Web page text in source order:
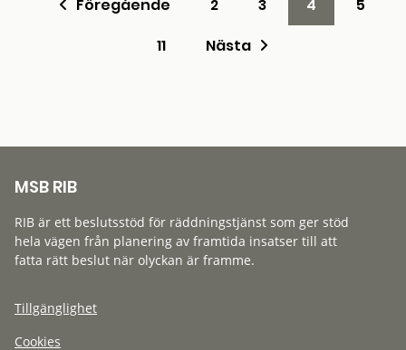
Föregående 2 3 4
5
11
Nästa
MSB RIB
RIB är ett beslutsstöd för räddningstjänst som ger stöd
hela vägen från planering av framtida insatser till att
fatta rätt beslut när olyckan är framme.
Tillgänglighet
Cookies